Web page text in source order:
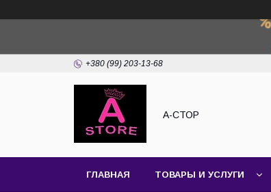
+380 (99) 203-13-68
А-СТОР
ГЛАВНАЯ ТОВАРЫ И УСЛУГИ